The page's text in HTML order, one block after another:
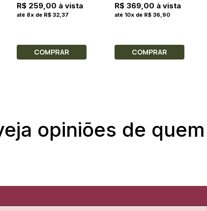
R$ 259,00 à vista
até 8x de R$ 32,37
COMPRAR
Unissex 100ml
R$ 369,00 à vista
até 10x de R$ 36,90
COMPRAR
opiniões de